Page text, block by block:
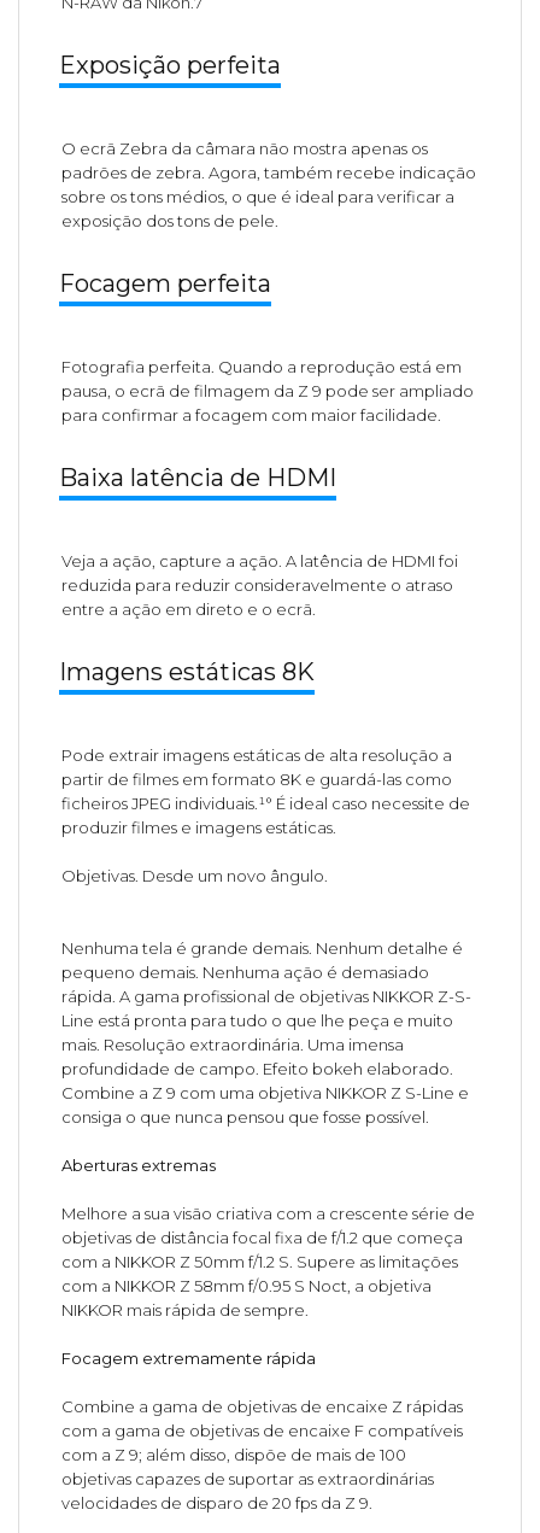
Exposição perfeita
O ecrã Zebra da câmara não mostra apenas os
padrões de zebra. Agora, também recebe indicação
sobre os tons médios, o que é ideal para verificar a
exposição dos tons de pele.
Focagem perfeita
Fotografia perfeita. Quando a reprodução está em
pausa, o ecrã de filmagem da Z 9 pode ser ampliado
para confirmar a focagem com maior facilidade.
Baixa latência de HDMI
Veja a ação, capture a ação. A latência de HDMI foi
reduzida para reduzir consideravelmente o atraso
entre a ação em direto e o ecrã.
Imagens estáticas 8K
Pode extrair imagens estáticas de alta resolução a
partir de filmes em formato 8K e guardá-las como
ficheiros JPEG individuais.¹° É ideal caso necessite de
produzir filmes e imagens estáticas.
Objetivas. Desde um novo ângulo.
Nenhuma tela é grande demais. Nenhum detalhe é
pequeno demais. Nenhuma ação é demasiado
rápida. A gama profissional de objetivas NIKKOR Z-S-
Line está pronta para tudo o que lhe peça e muito
mais. Resolução extraordinária. Uma imensa
profundidade de campo. Efeito bokeh elaborado.
Combine a Z 9 com uma objetiva NIKKOR Z S-Line e
consiga o que nunca pensou que fosse possível.
Aberturas extremas
Melhore a sua visão criativa com a crescente série de
objetivas de distância focal fixa de f/1.2 que começa
com a NIKKOR Z 50mm f/1.2 S. Supere as limitações
com a NIKKOR Z 58mm f/0.95 S Noct, a objetiva
NIKKOR mais rápida de sempre.
Focagem extremamente rápida
Combine a gama de objetivas de encaixe Z rápidas
com a gama de objetivas de encaixe F compatíveis
com a Z 9; além disso, dispõe de mais de 100
objetivas capazes de suportar as extraordinárias
velocidades de disparo de 20 fps da Z 9.